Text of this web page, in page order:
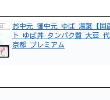
お中元 御中元 ゆば 湯葉【国
ト ゆば丼 タンパク質 大豆
京都 プレミアム